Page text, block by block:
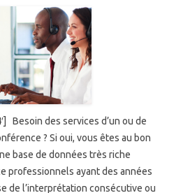
Besoin des services d’un ou de
? Si oui, vous êtes au bon
base de données très riche
professionnels ayant des années
de l’interprétation consécutive ou